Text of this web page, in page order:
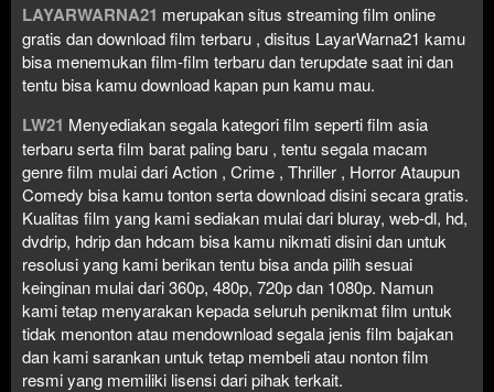
LAYARWARNA21 merupakan situs streaming film online
gratis dan download film terbaru , disitus LayarWarna21 kamu
bisa menemukan film-film terbaru dan terupdate saat ini dan
tentu bisa kamu download kapan pun kamu mau.
LW21 Menyediakan segala kategori film seperti film asia
terbaru serta film barat paling baru , tentu segala macam
genre film mulai dari Action , Crime , Thriller , Horror Ataupun
Comedy bisa kamu tonton serta download disini secara gratis.
Kualitas film yang kami sediakan mulai dari bluray, web-dl, hd,
dvdrip, hdrip dan hdcam bisa kamu nikmati disini dan untuk
resolusi yang kami berikan tentu bisa anda pilih sesuai
keinginan mulai dari 360p, 480p, 720p dan 1080p. Namun
kami tetap menyarakan kepada seluruh penikmat film untuk
tidak menonton atau mendownload segala jenis film bajakan
dan kami sarankan untuk tetap membeli atau nonton film
resmi yang memiliki lisensi dari pihak terkait.